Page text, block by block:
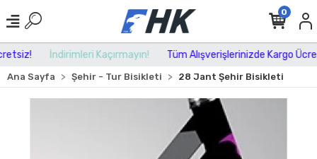
İndirimleri Kaçırmayın! Tüm Alışverişlerinizde Kargo
0
Ana Sayfa Şehir - Tur Bisikleti 28 Jant Şehir Bisikleti